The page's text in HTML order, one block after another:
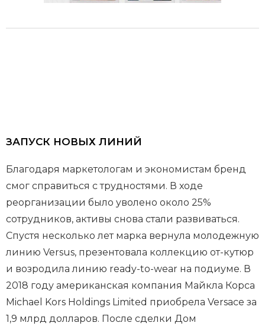
ЗАПУСК НОВЫХ ЛИНИЙ
Благодаря маркетологам и экономистам бренд
смог справиться с трудностями. В ходе
реорганизации было уволено около 25%
сотрудников, активы снова стали развиваться.
Спустя несколько лет марка вернула молодежную
линию Versus, презентовала коллекцию от-кутюр
и возродила линию ready-to-wear на подиуме. В
2018 году американская компания Майкла Корса
Michael Kors Holdings Limited приобрела Versace за
1,9 млрд долларов. После сделки Дом